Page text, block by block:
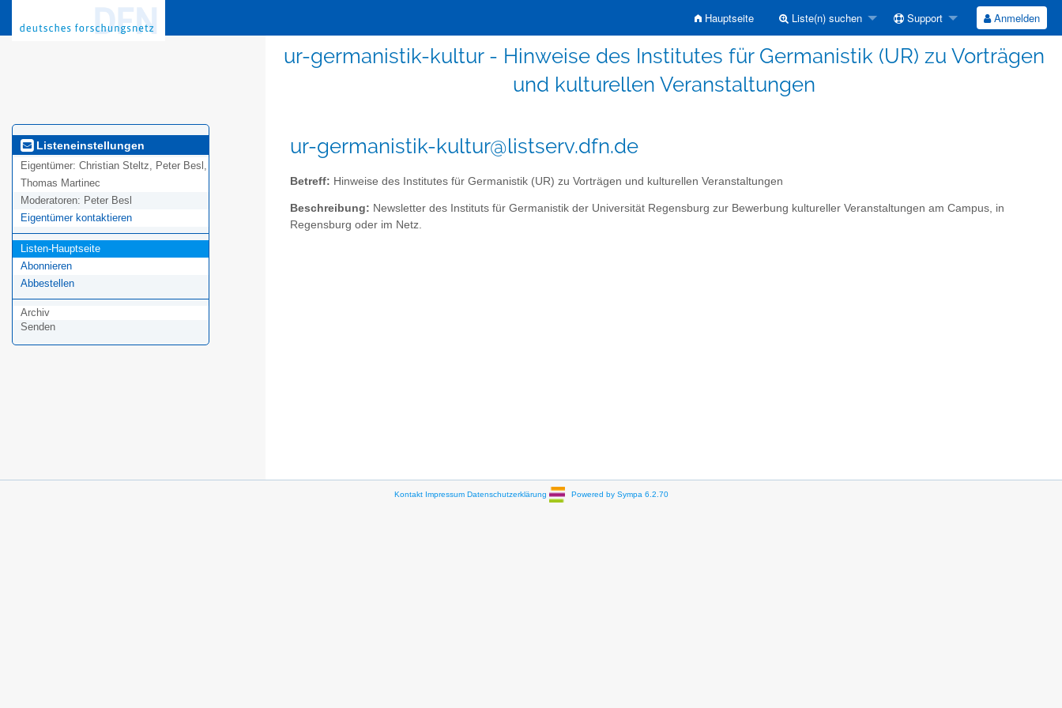
Hauptseite Liste(n) suchen Support Anmelden
ur-germanistik-kultur - Hinweise des Institutes für Germanistik (UR) zu Vorträgen
und kulturellen Veranstaltungen
Listeneinstellungen
Eigentümer: Christian Steltz, Peter Besl,
Thomas Martinec
Moderatoren: Peter Besl
Eigentümer kontaktieren
Listen-Hauptseite
Abonnieren
Abbestellen
Archiv
Senden
ur-germanistik-kultur@listserv.dfn.de
Betreff: Hinweise des Institutes für Germanistik (UR) zu Vorträgen und kulturellen Veranstaltungen
Beschreibung: Newsletter des Instituts für Germanistik der Universität Regensburg zur Bewerbung kultureller Veranstaltungen am Campus, in
Regensburg oder im Netz.
Kontakt Impressum Datenschutzerklärung Powered by Sympa 6.2.70